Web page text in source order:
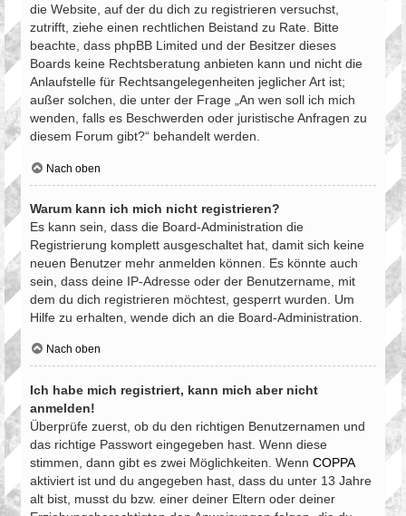
die Website, auf der du dich zu registrieren versuchst,
zutrifft, ziehe einen rechtlichen Beistand zu Rate. Bitte
beachte, dass phpBB Limited und der Besitzer dieses
Boards keine Rechtsberatung anbieten kann und nicht die
Anlaufstelle für Rechtsangelegenheiten jeglicher Art ist;
außer solchen, die unter der Frage „An wen soll ich mich
wenden, falls es Beschwerden oder juristische Anfragen zu
diesem Forum gibt?“ behandelt werden.
Nach oben
Warum kann ich mich nicht registrieren?
Es kann sein, dass die Board-Administration die
Registrierung komplett ausgeschaltet hat, damit sich keine
neuen Benutzer mehr anmelden können. Es könnte auch
sein, dass deine IP-Adresse oder der Benutzername, mit
dem du dich registrieren möchtest, gesperrt wurden. Um
Hilfe zu erhalten, wende dich an die Board-Administration.
Nach oben
Ich habe mich registriert, kann mich aber nicht
anmelden!
Überprüfe zuerst, ob du den richtigen Benutzernamen und
das richtige Passwort eingegeben hast. Wenn diese
stimmen, dann gibt es zwei Möglichkeiten. Wenn COPPA
aktiviert ist und du angegeben hast, dass du unter 13 Jahre
alt bist, musst du bzw. einer deiner Eltern oder deiner